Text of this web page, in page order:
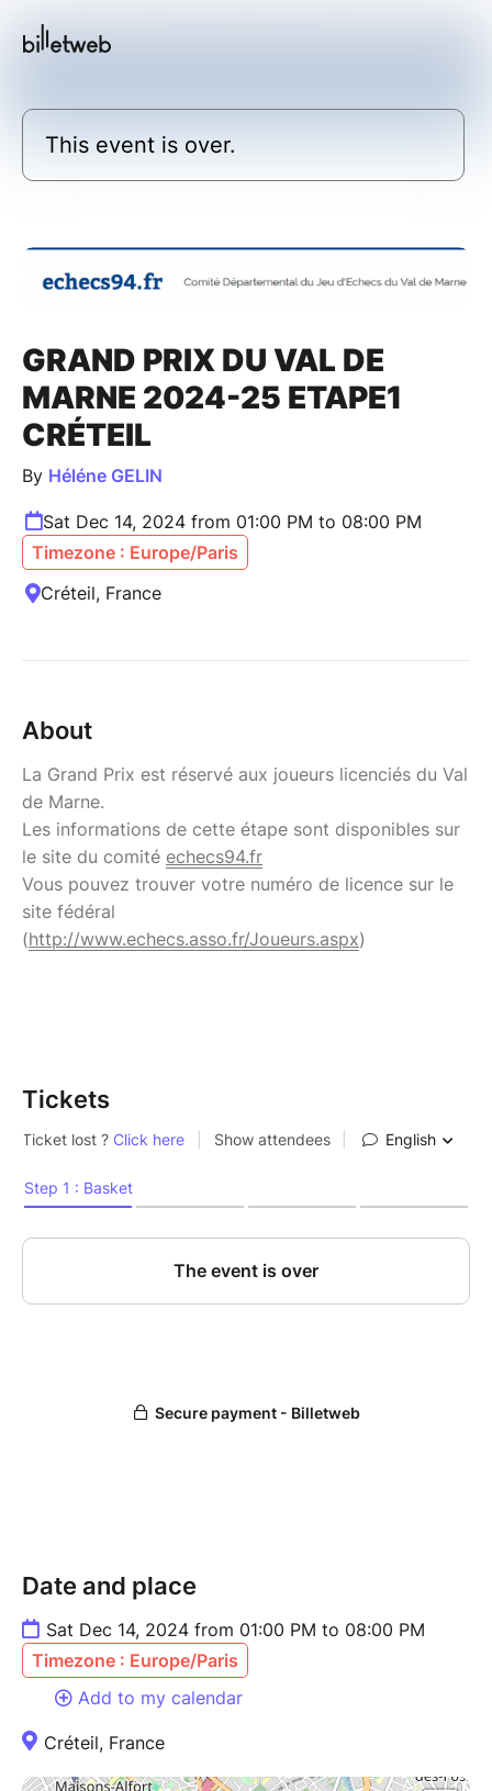
This event is over.
GRAND PRIX DU VAL DE
MARNE 2024-25 ETAPE1
CRÉTEIL
By Héléne GELIN
Sat Dec 14, 2024 from 01:00 PM to 08:00 PM
Timezone : Europe/Paris
Créteil, France
About
La Grand Prix est réservé aux joueurs licenciés du Val
de Marne.
Les informations de cette étape sont disponibles sur
le site du comité echecs94.fr
Vous pouvez trouver votre numéro de licence sur le
site fédéral
(http://www.echecs.asso.fr/Joueurs.aspx)
Tickets
Date and place
Sat Dec 14, 2024 from 01:00 PM to 08:00 PM
Timezone : Europe/Paris
Add to my calendar
Créteil, France